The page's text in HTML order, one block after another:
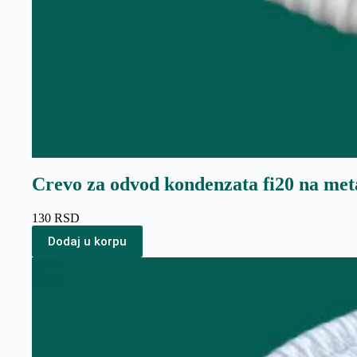
Crevo za odvod kondenzata fi20 na
130 RSD
Dodaj u korpu